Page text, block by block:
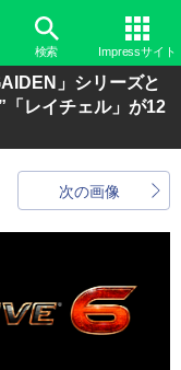
検索 Impressサイト
」シリーズと
「レイチェル」が12
次の画像